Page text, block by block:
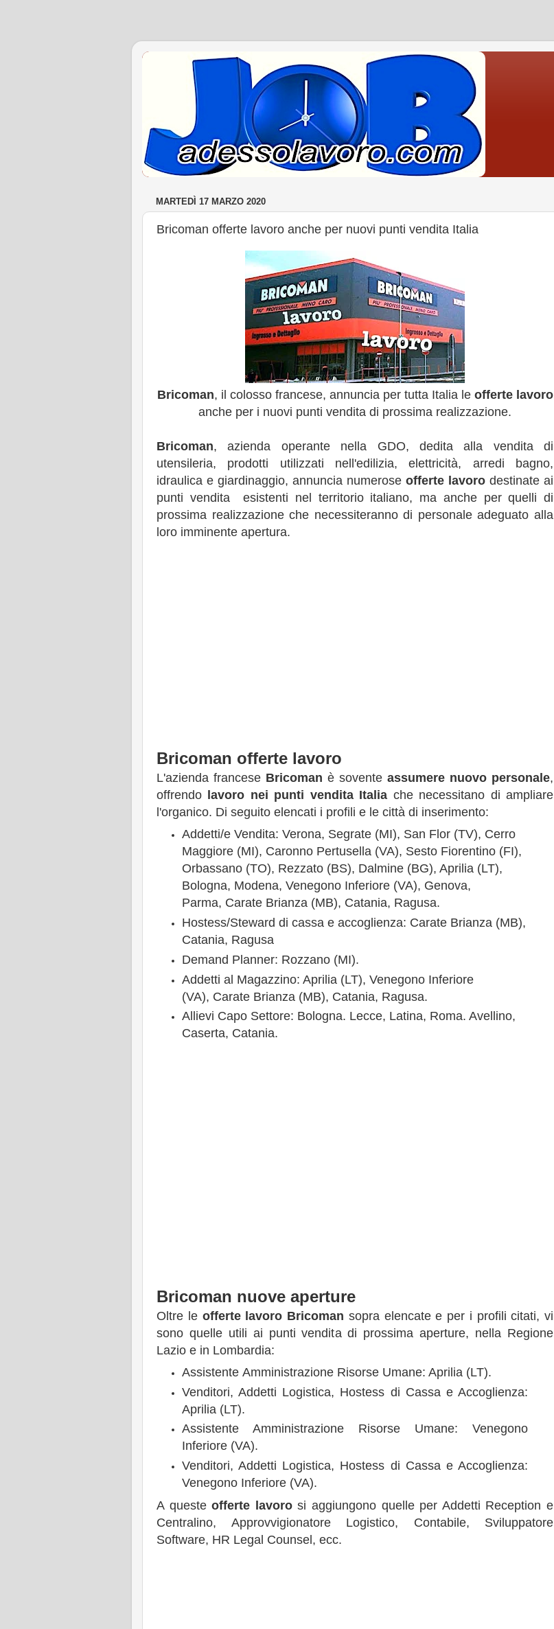
MARTEDÌ 17 MARZO 2020
Bricoman offerte lavoro anche per nuovi punti vendita Italia
Bricoman, il colosso francese, annuncia per tutta Italia le offerte lavoro
anche per i nuovi punti vendita di prossima realizzazione.
Bricoman, azienda operante nella GDO, dedita alla vendita di
utensileria, prodotti utilizzati nell'edilizia, elettricità, arredi bagno,
idraulica e giardinaggio, annuncia numerose offerte lavoro destinate ai
punti vendita esistenti nel territorio italiano, ma anche per quelli di
prossima realizzazione che necessiteranno di personale adeguato alla
loro imminente apertura.
Bricoman offerte lavoro
L'azienda francese Bricoman è sovente assumere nuovo personale,
offrendo
lavoro nei punti vendita Italia che necessitano di ampliare
l'organico. Di seguito elencati i profili e le città di inserimento:
Addetti/e Vendita: Verona, Segrate (MI), San Flor (TV), Cerro
Maggiore (MI), Caronno Pertusella (VA), Sesto Fiorentino (FI),
Orbassano (TO), Rezzato (BS), Dalmine (BG), Aprilia (LT),
Bologna, Modena, Venegono Inferiore (VA), Genova,
Parma, Carate Brianza (MB), Catania, Ragusa.
Hostess/Steward di cassa e accoglienza: Carate Brianza (MB),
Catania, Ragusa
Demand Planner: Rozzano (MI).
Addetti al Magazzino: Aprilia (LT), Venegono Inferiore
(VA), Carate Brianza (MB), Catania, Ragusa.
Allievi Capo Settore: Bologna. Lecce, Latina, Roma. Avellino,
Caserta, Catania.
Bricoman nuove aperture
Oltre le offerte lavoro Bricoman sopra elencate e per i profili citati, vi
sono quelle utili ai punti vendita di prossima aperture, nella Regione
Lazio e in Lombardia:
Assistente Amministrazione Risorse Umane: Aprilia (LT).
Venditori, Addetti Logistica, Hostess di Cassa e Accoglienza:
Aprilia (LT).
Assistente Amministrazione Risorse Umane: Venegono
Inferiore (VA).
Venditori, Addetti Logistica, Hostess di Cassa e Accoglienza:
Venegono Inferiore (VA).
A questeofferte lavorosi aggiungono quelle per Addetti Reception e
Centralino, Approvvigionatore Logistico, Contabile, Sviluppatore
Software, HR Legal Counsel, ecc.